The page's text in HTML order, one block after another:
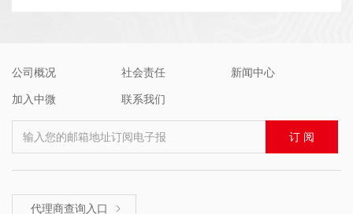
公司概况 社会责任 新闻中心
加入中微 联系我们
输入您的邮箱地址订阅电子报 订 阅
代理商查询入口 